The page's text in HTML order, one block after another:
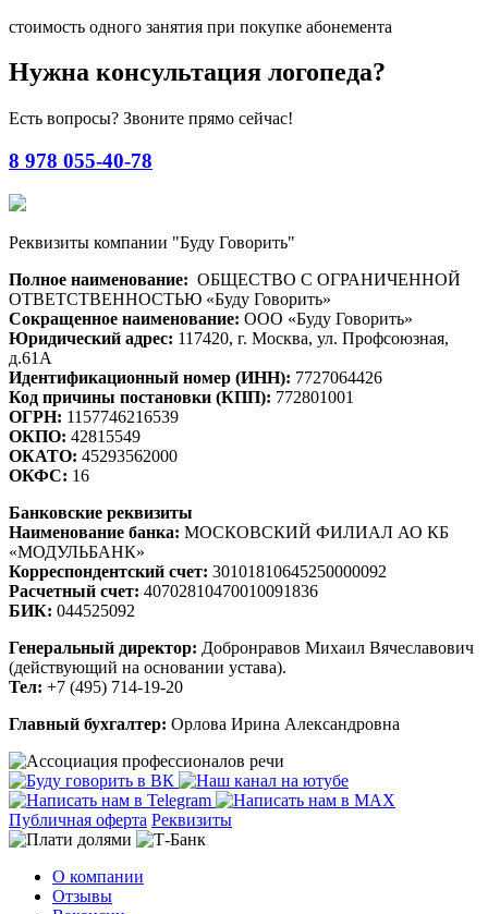
стоимость одного занятия при покупке абонемента
Нужна консультация логопеда?
Есть вопросы? Звоните прямо сейчас!
8 978 055-40-78
Реквизиты компании "Буду Говорить"
Полное наименование: ОБЩЕСТВО С ОГРАНИЧЕННОЙ
ОТВЕТСТВЕННОСТЬЮ «Буду Говорить»
Сокращенное наименование: ООО «Буду Говорить»
Юридический адрес: 117420, г. Москва, ул. Профсоюзная,
д.61А
Идентификационный номер (ИНН): 7727064426
Код причины постановки (КПП): 772801001
ОГРН: 1157746216539
ОКПО: 42815549
ОКАТО: 45293562000
ОКФС: 16
Банковские реквизиты
Наименование банка: МОСКОВСКИЙ ФИЛИАЛ АО КБ
«МОДУЛЬБАНК»
Корреспондентский счет: 30101810645250000092
Расчетный счет: 40702810470010091836
БИК: 044525092
Генеральный директор: Добронравов Михаил Вячеславович
(действующий на основании устава).
Тел: +7 (495) 714-19-20
Главный бухгалтер: Орлова Ирина Александровна
Публичная оферта Реквизиты
О компании
Отзывы